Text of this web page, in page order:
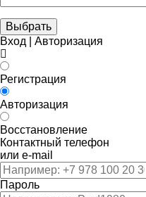
Выбрать
Вход | Авторизация
Регистрация
Авторизация
Восстановление
Контактный телефон
или e-mail
Пароль